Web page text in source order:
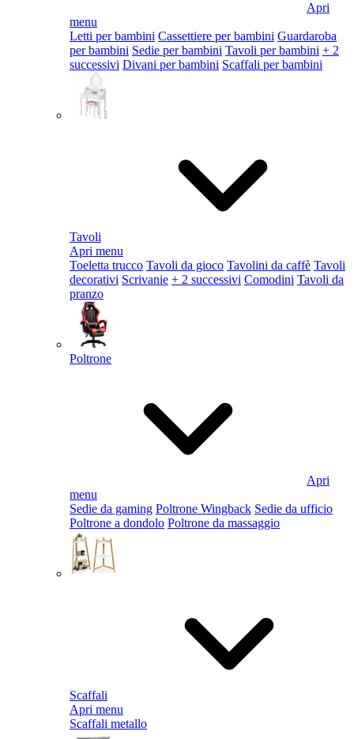
Apri
menu
Letti per bambini Cassettiere per bambini Guardaroba
per bambini Sedie per bambini Tavoli per bambini + 2
successivi Divani per bambini Scaffali per bambini
Tavoli
Apri menu
Toeletta trucco Tavoli da gioco Tavolini da caffè Tavoli
decorativi Scrivanie + 2 successivi Comodini Tavoli da
pranzo
Poltrone
Apri
menu
Sedie da gaming Poltrone Wingback Sedie da ufficio
Poltrone a dondolo Poltrone da massaggio
Scaffali
Apri menu
Scaffali metallo